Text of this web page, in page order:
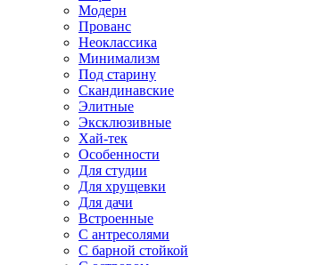
Модерн
Прованс
Неоклассика
Минимализм
Под старину
Скандинавские
Элитные
Эксклюзивные
Хай-тек
Особенности
Для студии
Для хрущевки
Для дачи
Встроенные
С антресолями
С барной стойкой